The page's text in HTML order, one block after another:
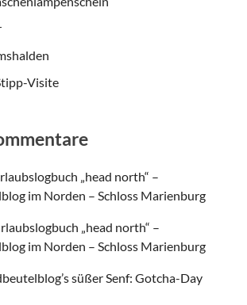
Visite
„head north“ –
im Norden – Schloss Marienburg
„head north“ –
im Norden – Schloss Marienburg
süßer Senf: Gotcha-Day